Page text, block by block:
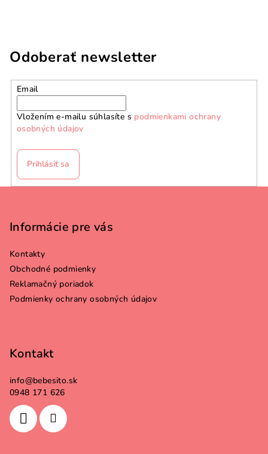
Odoberať newsletter
Email
Vložením e-mailu súhlasíte s podmienkami ochrany
osobných údajov
Prihlásiť sa
Informácie pre vás
Kontakty
Obchodné podmienky
Reklamačný poriadok
Podmienky ochrany osobných údajov
Kontakt
info@bebesito.sk
0948 171 626